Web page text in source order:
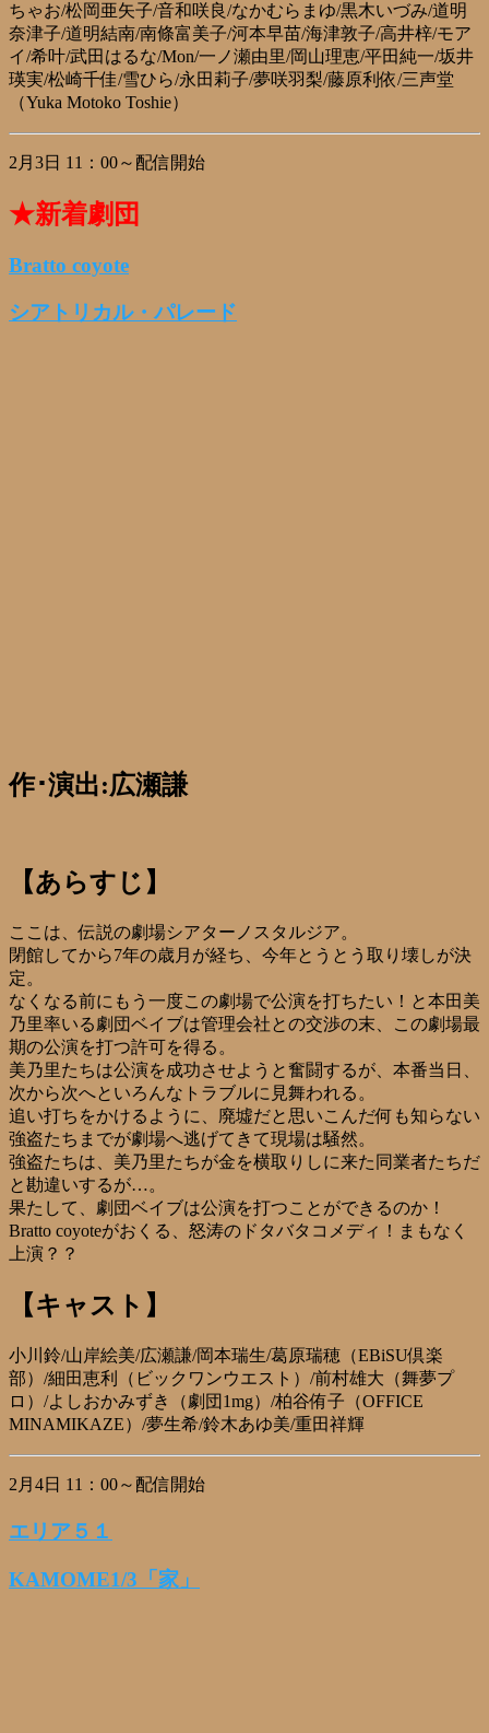
ちゃお/松岡亜矢子/音和咲良/なかむらまゆ/黒木いづみ/道明
奈津子/道明結南/南條富美子/河本早苗/海津敦子/高井梓/モア
イ/希叶/武田はるな/Mon/一ノ瀬由里/岡山理恵/平田純一/坂井
瑛実/松崎千佳/雪ひら/永田莉子/夢咲羽梨/藤原利依/三声堂
（Yuka Motoko Toshie）
2月3日 11：00～配信開始
★新着劇団
Bratto coyote
シアトリカル・パレード
作･演出:広瀬謙
【あらすじ】
ここは、伝説の劇場シアターノスタルジア。
閉館してから7年の歳月が経ち、今年とうとう取り壊しが決
定。
なくなる前にもう一度この劇場で公演を打ちたい！と本田美
乃里率いる劇団ベイブは管理会社との交渉の末、この劇場最
期の公演を打つ許可を得る。
美乃里たちは公演を成功させようと奮闘するが、本番当日、
次から次へといろんなトラブルに見舞われる。
追い打ちをかけるように、廃墟だと思いこんだ何も知らない
強盗たちまでが劇場へ逃げてきて現場は騒然。
強盗たちは、美乃里たちが金を横取りしに来た同業者たちだ
と勘違いするが…。
果たして、劇団ベイブは公演を打つことができるのか！
Bratto coyoteがおくる、怒涛のドタバタコメディ！まもなく
上演？？
【キャスト】
小川鈴/山岸絵美/広瀬謙/岡本瑞生/葛原瑞穂（EBiSU倶楽
部）/細田恵利（ビックワンウエスト）/前村雄大（舞夢プ
ロ）/よしおかみずき（劇団1mg）/柏谷侑子（OFFICE
MINAMIKAZE）/夢生希/鈴木あゆ美/重田祥輝
2月4日 11：00～配信開始
エリア５１
KAMOME1/3「家」